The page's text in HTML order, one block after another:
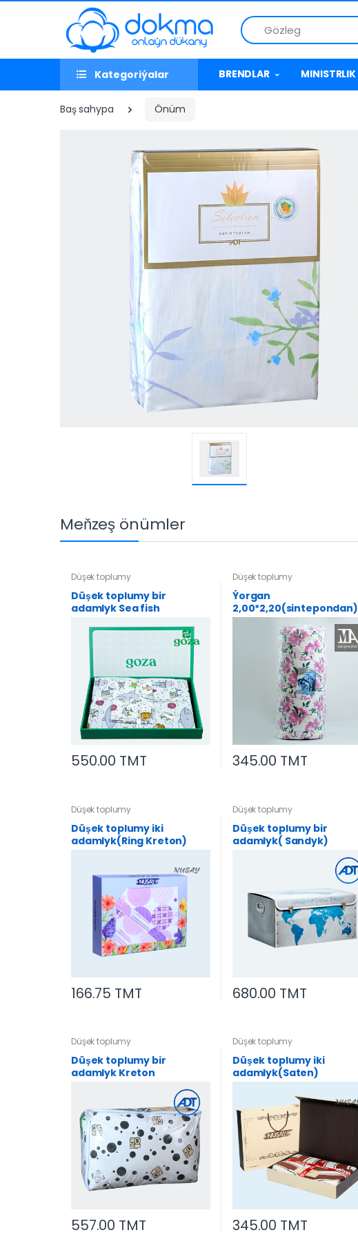
Gözleg
Kategoriýalar BRENDLAR MINISTRLIK
Baş sahypa Önüm
Meňzeş önümler
Düşek toplumy
Düşek toplumy bir
adamlyk Sea fish
550.00 TMT
Düşek toplumy
Ýorgan
2,00*2,20(sintepondan)
345.00 TMT
Düşek toplumy
Düşek toplumy iki
adamlyk(Ring Kreton)
166.75 TMT
Düşek toplumy
Düşek toplumy bir
adamlyk( Sandyk)
680.00 TMT
Düşek toplumy
Düşek toplumy bir
adamlyk Kreton
557.00 TMT
Düşek toplumy
Düşek toplumy iki
adamlyk(Saten)
345.00 TMT